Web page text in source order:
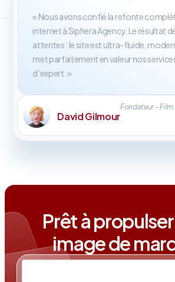
« Nous avons confié la refonte
internet à Siphera Agency. Le résultat
attentes : le site est ultra-fluide,
met parfaitement en valeur nos
d’expert. »
David Gilmour
Fondateur –
Prêt à
image de